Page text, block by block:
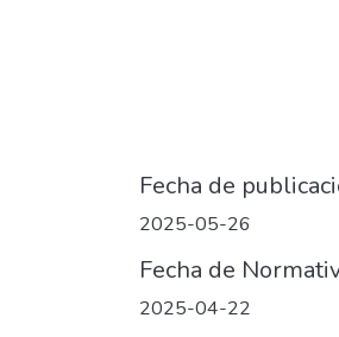
Fecha de
2025-05-26
Fecha de
2025-04-22